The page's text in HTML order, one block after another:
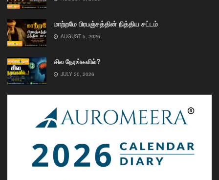
மாற்றமே பிரபஞ்சத்தின் நித்திய சட்டம்
AUGUST 5, 2026
சில நேரங்களில்?
JULY 20, 2026